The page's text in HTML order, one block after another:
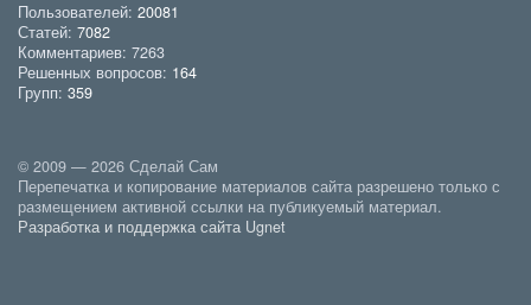
Пользователей: 20081
Статей: 7082
Комментариев: 7263
Решенных вопросов: 164
Групп: 359
© 2009 — 2026 Сделай Сам
Перепечатка и копирование материалов сайта разрешено только с
размещением активной ссылки на публикуемый материал.
Разработка и поддержка сайта Ugnet